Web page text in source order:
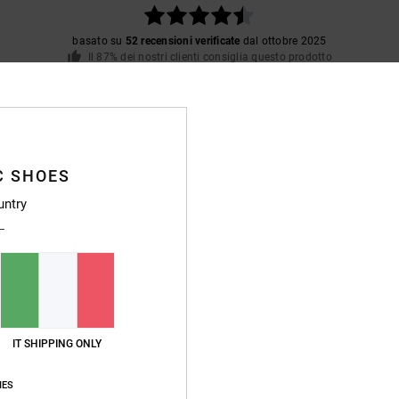
basato su 52 recensioni verificate dal ottobre 2025
Il 87% dei nostri clienti consiglia questo prodotto
prodotto
resistente e sobrio.
prodotto
SHOES
IT SHIPPING ONLY